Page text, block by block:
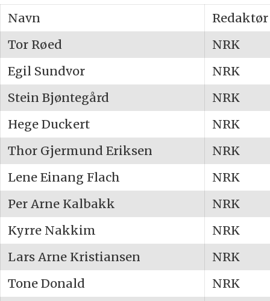
Navn
Tor Røed
NRK
Egil Sundvor
NRK
Stein Bjøntegård
NRK
Hege Duckert
NRK
Thor Gjermund Eriksen
NRK
Lene Einang Flach
NRK
Per Arne Kalbakk
NRK
Kyrre Nakkim
NRK
Lars Arne Kristiansen
NRK
Tone Donald
NRK